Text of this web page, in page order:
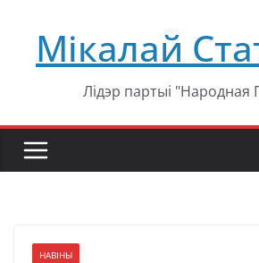
содержимому
Мікалай
Лідэр партыі "Народная
НАВІНЫ